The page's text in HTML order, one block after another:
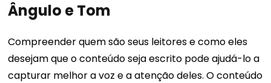
Ângulo e Tom
Compreender quem são seus leitores e como eles
desejam que o conteúdo seja escrito pode ajudá-lo a
capturar melhor a voz e a atenção deles. O conteúdo